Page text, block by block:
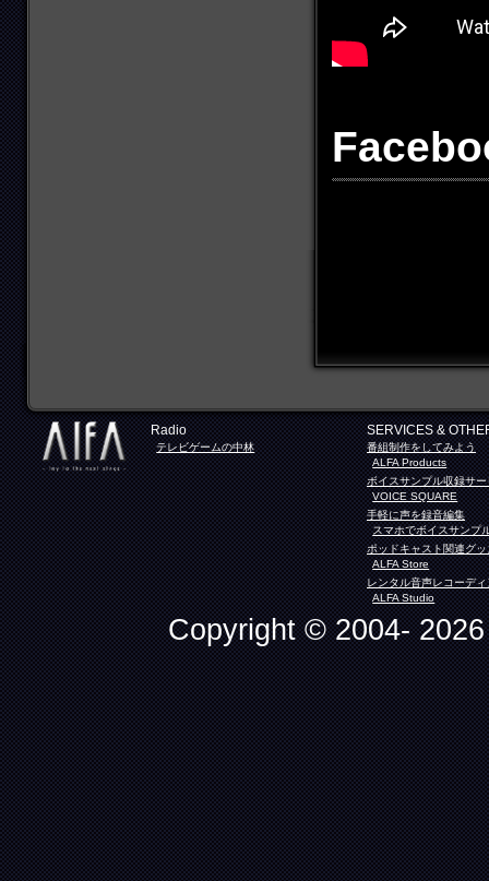
Radio
テレビゲームの中林
SERVICES &
番組制作をしてみよう
ALFA Products
ボイスサンプル収録サー
VOICE SQUARE
手軽に声を録音編集
スマホでボイスサンプ
ポッドキャスト関連グッ
ALFA Store
レンタル音声レコーデ
ALFA Studio
Copyright © 2004-